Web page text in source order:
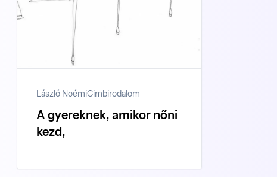
László NoémiCimbirodalom
A gyereknek, amikor nőni
kezd,